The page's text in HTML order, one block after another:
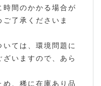
間のかかる場合が
了承くださいま
ては、環境問題に
いますので、あら
、稀に在庫あり品